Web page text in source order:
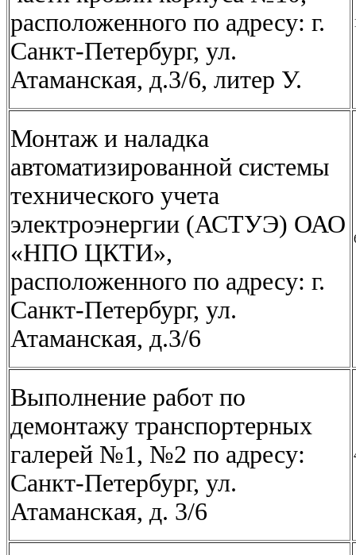
расположенного по адресу: г.
Санкт-Петербург, ул.
Атаманская, д.3/6, литер У.
Монтаж и наладка
автоматизированной системы
технического учета
электроэнергии (АСТУЭ) ОАО
«НПО ЦКТИ»,
расположенного по адресу: г.
Санкт-Петербург, ул.
Атаманская, д.3/6
Выполнение работ по
демонтажу транспортерных
галерей №1, №2 по адресу:
Санкт-Петербург, ул.
Атаманская, д. 3/6